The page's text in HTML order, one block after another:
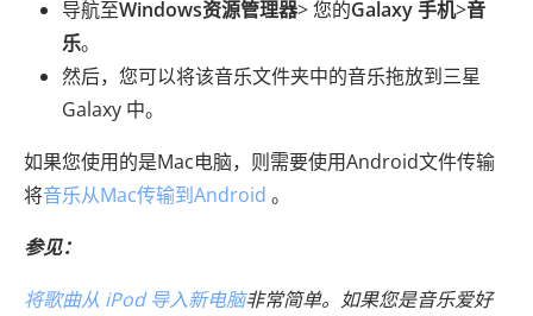
导航至Windows资源管理器> 您的Galaxy 手机>音
乐。
然后，您可以将该音乐文件夹中的音乐拖放到三星
Galaxy 中。
如果您使用的是Mac电脑，则需要使用Android文件传输
将音乐从Mac传输到Android 。
参见：
将歌曲从 iPod 导入新电脑非常简单。如果您是音乐爱好